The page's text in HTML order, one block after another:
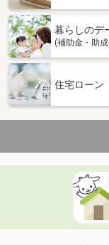
暮らしのデ
(補助金・助
住宅ローン